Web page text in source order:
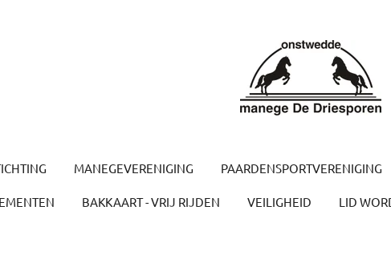
MANEGEVERENIGING PAARDENSPORTVERENIGING
BAKKAART - VRIJ RIJDEN VEILIGHEID LID